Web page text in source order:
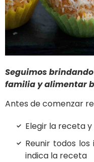
Seguimos
familia y alimentar
Antes de comenzar
Elegir la receta
Reunir todos
indica la receta